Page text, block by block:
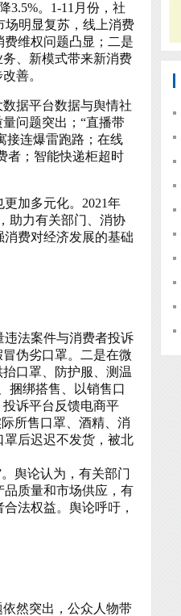
3.5%。 1-11月份，社
场明显复苏，线上消费
费维权问题凸显；二是
、新模式带来新消费
善。
据平台数据与舆情社
问题突出；“直播带
接连爆雷跑路；在线
者；智能快递柜超时
加多元化。 2021年
助力有关部门、消协
费对经济发展的基础
法案件与消费者投诉
伪劣口罩。二是在微
口罩、防护服、测温
捆绑搭售、以销售口
诉平台反馈电商平
所售口罩、酒精、消
后迟迟不发货，被北
舆论认为，有关部门
质量和市场供应，有
法权益。舆论呼吁，
然突出，公众人物带